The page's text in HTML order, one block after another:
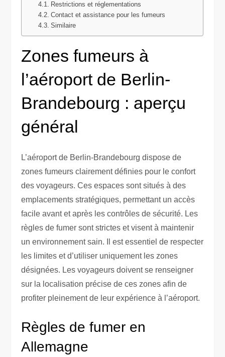
Restrictions et réglementations
Contact et assistance pour les fumeurs
Similaire
Zones fumeurs à
l’aéroport de Berlin-
Brandebourg : aperçu
général
L’aéroport de Berlin-Brandebourg dispose de
zones fumeurs clairement définies pour le confort
des voyageurs. Ces espaces sont situés à des
emplacements stratégiques, permettant un accès
facile avant et après les contrôles de sécurité. Les
règles de fumer sont strictes et visent à maintenir
un environnement sain. Il est essentiel de respecter
les limites et d’utiliser uniquement les zones
désignées. Les voyageurs doivent se renseigner
sur la localisation précise de ces zones afin de
profiter pleinement de leur expérience à l’aéroport.
Règles de fumer en
Allemagne